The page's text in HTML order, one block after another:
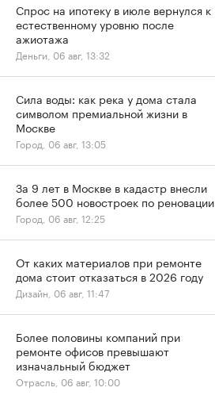
Спрос на ипотеку в июле вернулся к
естественному уровню после
ажиотажа
Деньги, 06 авг, 13:32
Сила воды: как река у дома стала
символом премиальной жизни в
Москве
Город, 06 авг, 13:05
За 9 лет в Москве в кадастр внесли
более 500 новостроек по реновации
Город, 06 авг, 12:25
От каких материалов при ремонте
дома стоит отказаться в 2026 году
Дизайн, 06 авг, 11:47
Более половины компаний при
ремонте офисов превышают
изначальный бюджет
Отрасль, 06 авг, 10:00